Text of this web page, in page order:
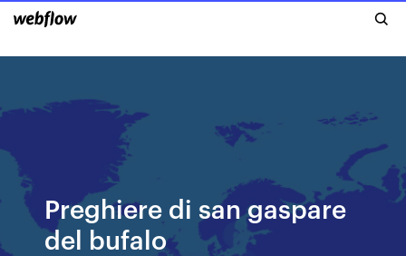
Preghiere di san gaspare
del bufalo